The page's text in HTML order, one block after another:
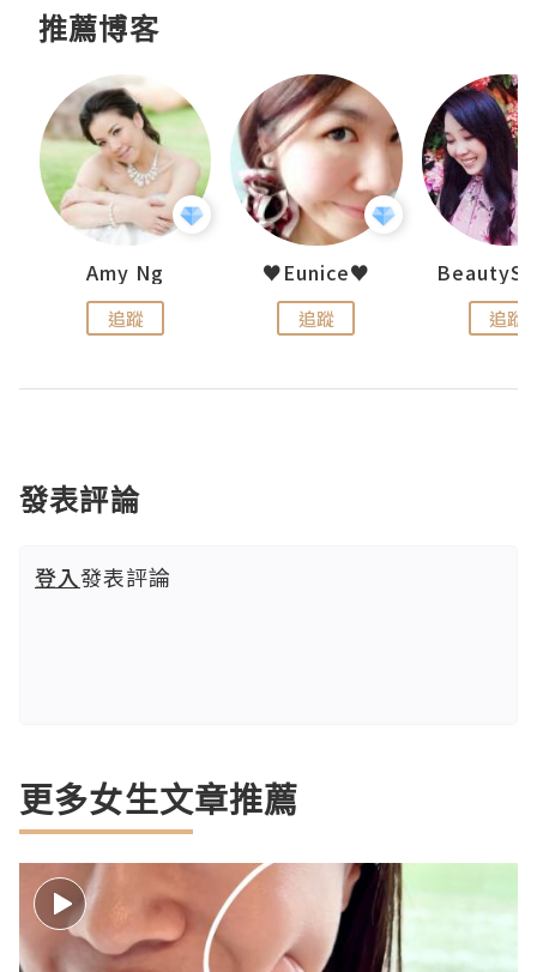
推薦博客
Amy Ng
追蹤
♥Eunice♥
追蹤 追蹤
發表評論
登入發表評論
更多女生文章推薦